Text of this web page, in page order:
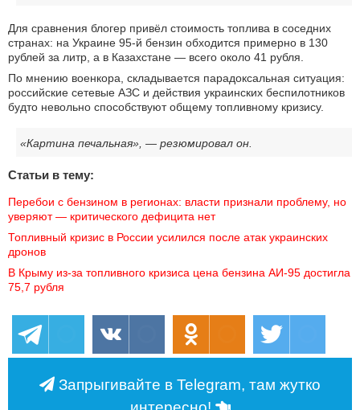
Для сравнения блогер привёл стоимость топлива в соседних
странах: на Украине 95-й бензин обходится примерно в 130
рублей за литр, а в Казахстане — всего около 41 рубля.
По мнению военкора, складывается парадоксальная ситуация:
российские сетевые АЗС и действия украинских беспилотников
будто невольно способствуют общему топливному кризису.
«Картина печальная», — резюмировал он.
Статьи в тему:
Перебои с бензином в регионах: власти признали проблему, но
уверяют — критического дефицита нет
Топливный кризис в России усилился после атак украинских
дронов
В Крыму из-за топливного кризиса цена бензина АИ-95 достигла
75,7 рубля
Запрыгивайте в Telegram, там жутко